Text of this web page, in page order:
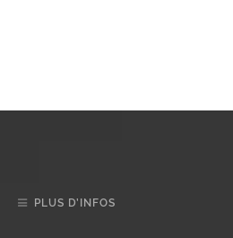
PLUS D’INFOS